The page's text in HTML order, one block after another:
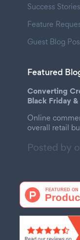
Success Stories
Feature
Guest Blog
Featured
Converting
Black Friday
Online
overall retail
Posted by